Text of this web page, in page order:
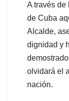
A través de
de Cuba
Alcalde,
dignidad y
olvidará el
nación.